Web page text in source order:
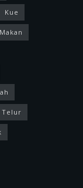
Kue
Makan
Telur